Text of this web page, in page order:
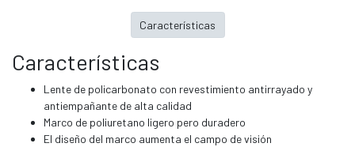
Características
Lente de policarbonato con revestimiento antirrayado y
antiempañante de alta calidad
Marco de poliuretano ligero pero duradero
El diseño del marco aumenta el campo de visión
Características